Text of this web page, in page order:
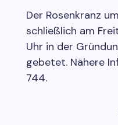
Der Rosenkranz
schließlich am
Uhr in der
gebetet. Nähere
744.